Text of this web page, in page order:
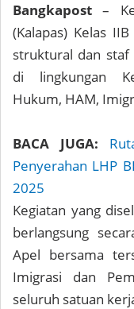
Bangkapost–
(Kalapas) Kelas
struktural dan staf
di lingkungan
Hukum, HAM,
BACA JUGA:
Penyerahan LHP
2025
Kegiatan yang
berlangsung
Apel bersama
Imigrasi dan
seluruh satuan